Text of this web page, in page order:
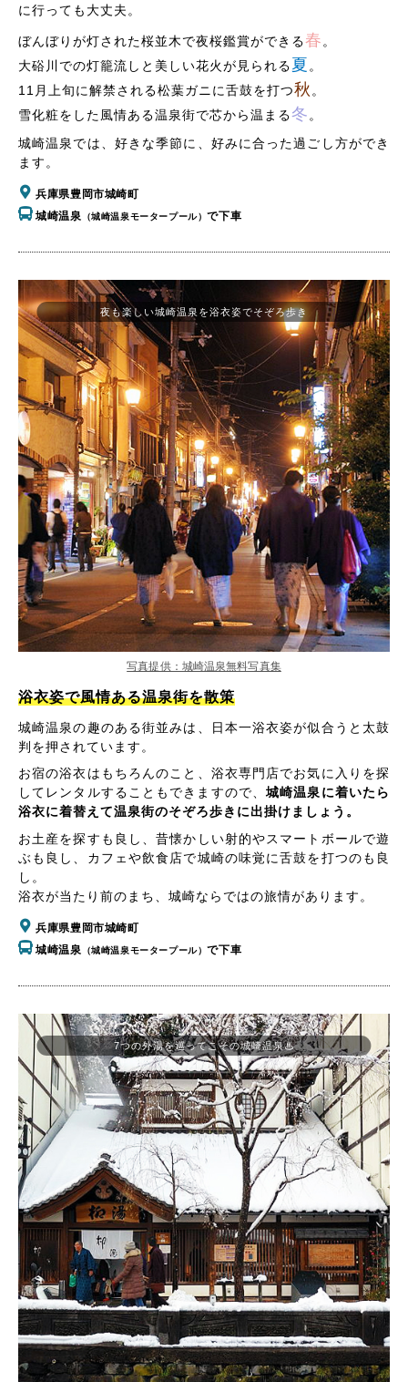
に行っても大丈夫。
ぼんぼりが灯された桜並木で夜桜鑑賞ができる春 。
大硲川での灯籠流しと美しい花火が見られる夏 。
11月上旬に解禁される松葉ガニに舌鼓を打つ秋 。
雪化粧をした風情ある温泉街で芯から温まる冬 。
城崎温泉では、好きな季節に、好みに合った過ごし方ができ
ます。
兵庫県豊岡市城崎町
城崎温泉 （城崎温泉モータープール）で下車
浴衣姿で風情ある温泉街を散策
城崎温泉の趣のある街並みは、日本一浴衣姿が似合うと太鼓
判を押されています。
お宿の浴衣はもちろんのこと、浴衣専門店でお気に入りを探
してレンタルすることもできますので、 城崎温泉に着いたら
浴衣に着替えて温泉街のそぞろ歩きに出掛けましょう。
お土産を探すも良し、昔懐かしい射的やスマートボールで遊
ぶも良し、カフェや飲食店で城崎の味覚に舌鼓を打つのも良
し。
浴衣が当たり前のまち、城崎ならではの旅情があります。
兵庫県豊岡市城崎町
城崎温泉 （城崎温泉モータープール）で下車
夜も楽しい城崎温泉を浴衣姿でそぞろ歩き
写真提供：城崎温泉無料写真集
7つの外湯を巡ってこその城崎温泉♨